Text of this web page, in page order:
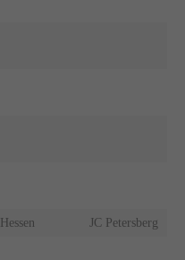
Hessen JC Petersberg